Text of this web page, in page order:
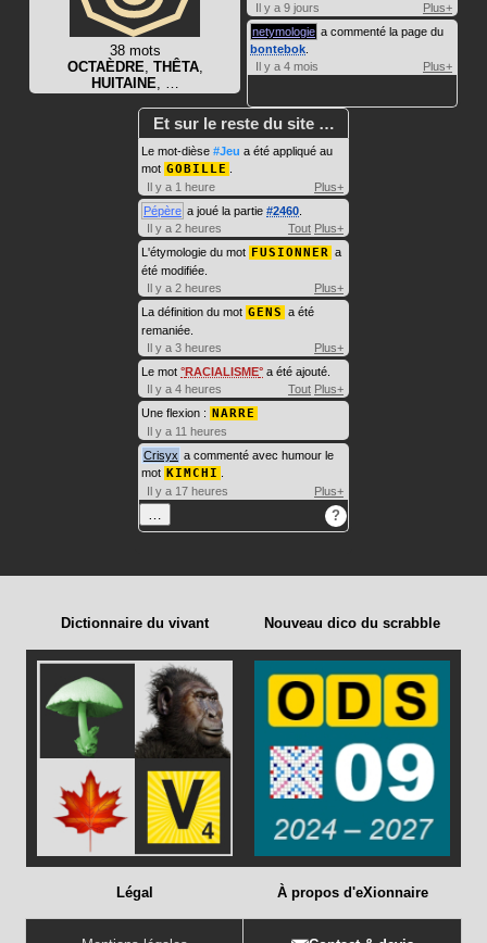
38 mots
OCTAÈDRE, THÊTA,
HUITAINE, …
Il y a 9 jours
Plus+
netymologie a commenté la page du
bontebok
Il y a 4 mois
Plus+
Et sur le reste du site …
Le mot-dièse #Jeu a été appliqué au
mot GOBILLE
Il y a 1 heure
Plus+
Pépère a joué la partie #2460
Il y a 2 heures
Tout Plus+
L'étymologie du mot FUSIONNER a
été modifiée.
Il y a 2 heures
Plus+
La définition du mot GENS a été
remaniée.
Il y a 3 heures
Plus+
Le mot
RACIALISME a été ajouté.
Il y a 4 heures
Tout Plus+
Une flexion :
NARRE
Il y a 11 heures
Crisyx a commenté avec humour le
mot KIMCHI
Il y a 17 heures
Plus+
… ?
Dictionnaire du vivant Nouveau dico du scrabble
Légal À propos d'eXionnaire